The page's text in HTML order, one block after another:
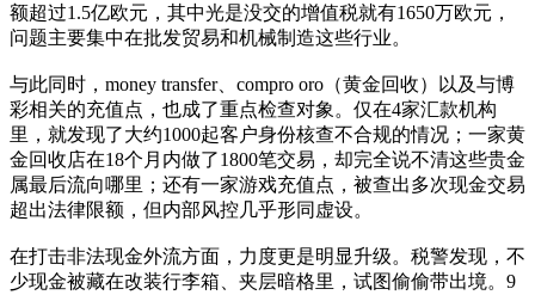
额超过1.5亿欧元，其中光是没交的增值税就有1650万欧元，
问题主要集中在批发贸易和机械制造这些行业。
与此同时，money transfer、compro oro（黄金回收）以及与博
彩相关的充值点，也成了重点检查对象。仅在4家汇款机构
里，就发现了大约1000起客户身份核查不合规的情况；一家黄
金回收店在18个月内做了1800笔交易，却完全说不清这些贵金
属最后流向哪里；还有一家游戏充值点，被查出多次现金交易
超出法律限额，但内部风控几乎形同虚设。
在打击非法现金外流方面，力度更是明显升级。税警发现，不
少现金被藏在改装行李箱、夹层暗格里，试图偷偷带出境。9